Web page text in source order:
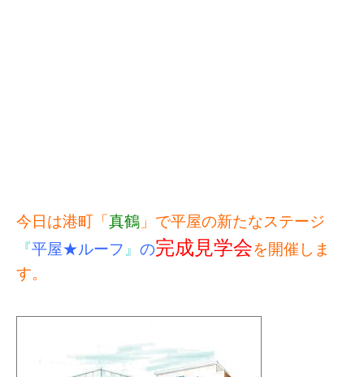
今日は港町「 真鶴 」で平屋の新たなステージ
『平屋★ルーフ 』 の完成見学会を開催しま
す。